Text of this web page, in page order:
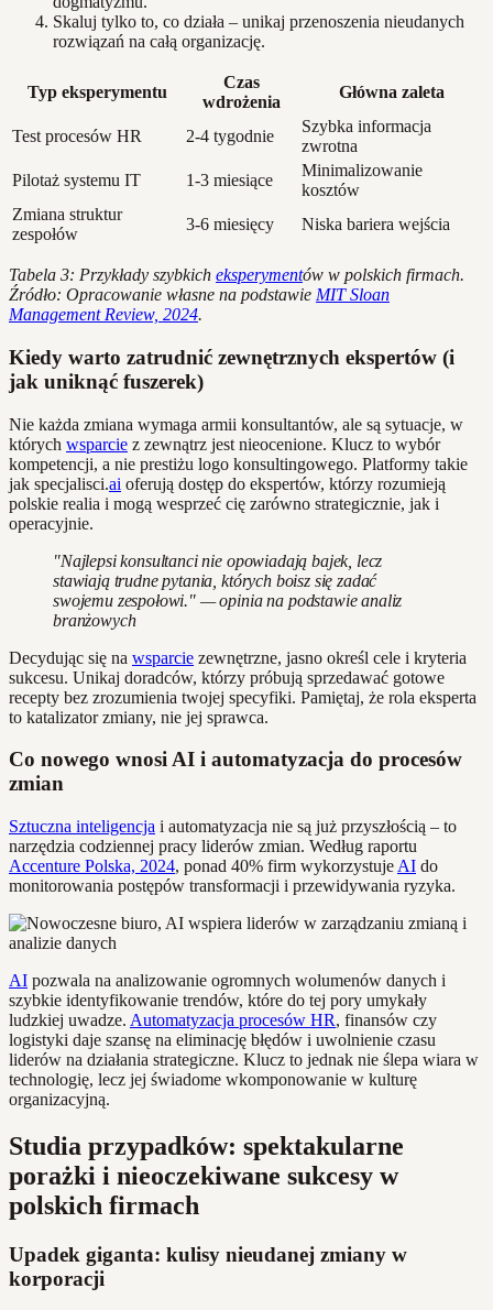
Skaluj tylko to, co działa – unikaj przenoszenia nieudanych
rozwiązań na całą organizację.
Typ eksperymentu
Czas
wdrożenia
Główna zaleta
Test procesów HR 2-4 tygodnie
Szybka informacja
zwrotna
Pilotaż systemu IT
1-3 miesiące
Minimalizowanie
kosztów
Zmiana struktur
zespołów
3-6 miesięcy Niska bariera wejścia
Tabela 3: Przykłady szybkich eksperymentów w polskich firmach.
Źródło: Opracowanie własne na podstawie MIT Sloan
Management Review, 2024.
Kiedy warto zatrudnić zewnętrznych ekspertów (i
jak uniknąć fuszerek)
Nie każda zmiana wymaga armii konsultantów, ale są sytuacje, w
których wsparcie z zewnątrz jest nieocenione. Klucz to wybór
kompetencji, a nie prestiżu logo konsultingowego. Platformy takie
jak specjalisci.ai oferują dostęp do ekspertów, którzy rozumieją
polskie realia i mogą wesprzeć cię zarówno strategicznie, jak i
operacyjnie.
"Najlepsi konsultanci nie opowiadają bajek, lecz
stawiają trudne pytania, których boisz się zadać
swojemu zespołowi." — opinia na podstawie analiz
branżowych
Decydując się na wsparcie zewnętrzne, jasno określ cele i kryteria
sukcesu. Unikaj doradców, którzy próbują sprzedawać gotowe
recepty bez zrozumienia twojej specyfiki. Pamiętaj, że rola eksperta
to katalizator zmiany, nie jej sprawca.
Co nowego wnosi AI i automatyzacja do procesów
zmian
Sztuczna inteligencja i automatyzacja nie są już przyszłością – to
narzędzia codziennej pracy liderów zmian. Według raportu
Accenture Polska, 2024, ponad 40% firm wykorzystuje AI do
monitorowania postępów transformacji i przewidywania ryzyka.
AI pozwala na analizowanie ogromnych wolumenów danych i
szybkie identyfikowanie trendów, które do tej pory umykały
ludzkiej uwadze. Automatyzacja procesów HR, finansów czy
logistyki daje szansę na eliminację błędów i uwolnienie czasu
liderów na działania strategiczne. Klucz to jednak nie ślepa wiara w
technologię, lecz jej świadome wkomponowanie w kulturę
organizacyjną.
Studia przypadków: spektakularne
porażki i nieoczekiwane sukcesy w
polskich firmach
Upadek giganta: kulisy nieudanej zmiany w
korporacji